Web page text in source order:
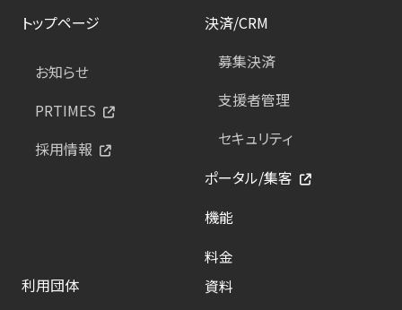
トップページ
お知らせ
PRTIMES
採用情報
決済/CRM
募集決済
支援者管理
セキュリティ
ポータル/集客
機能
料金
利用団体
資料